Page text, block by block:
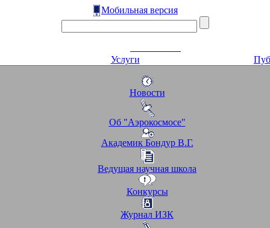
Мобильная версия
Услуги
Новости
Об "Аэрокосмосе"
Академик Бондур В.Г.
Ведущая научная школа
Конкурсы
Журнал ИЗК